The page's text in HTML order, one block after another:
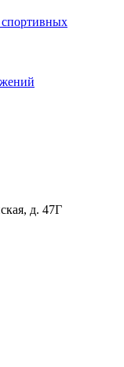
д. 47Г